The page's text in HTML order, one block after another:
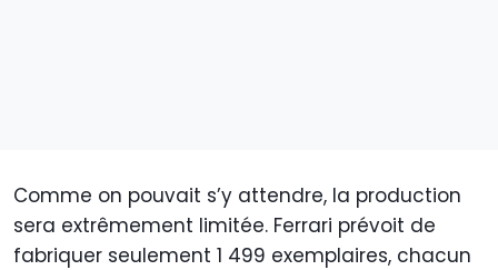
Comme on pouvait s’y attendre, la production
sera extrêmement limitée. Ferrari prévoit de
fabriquer seulement 1 499 exemplaires, chacun